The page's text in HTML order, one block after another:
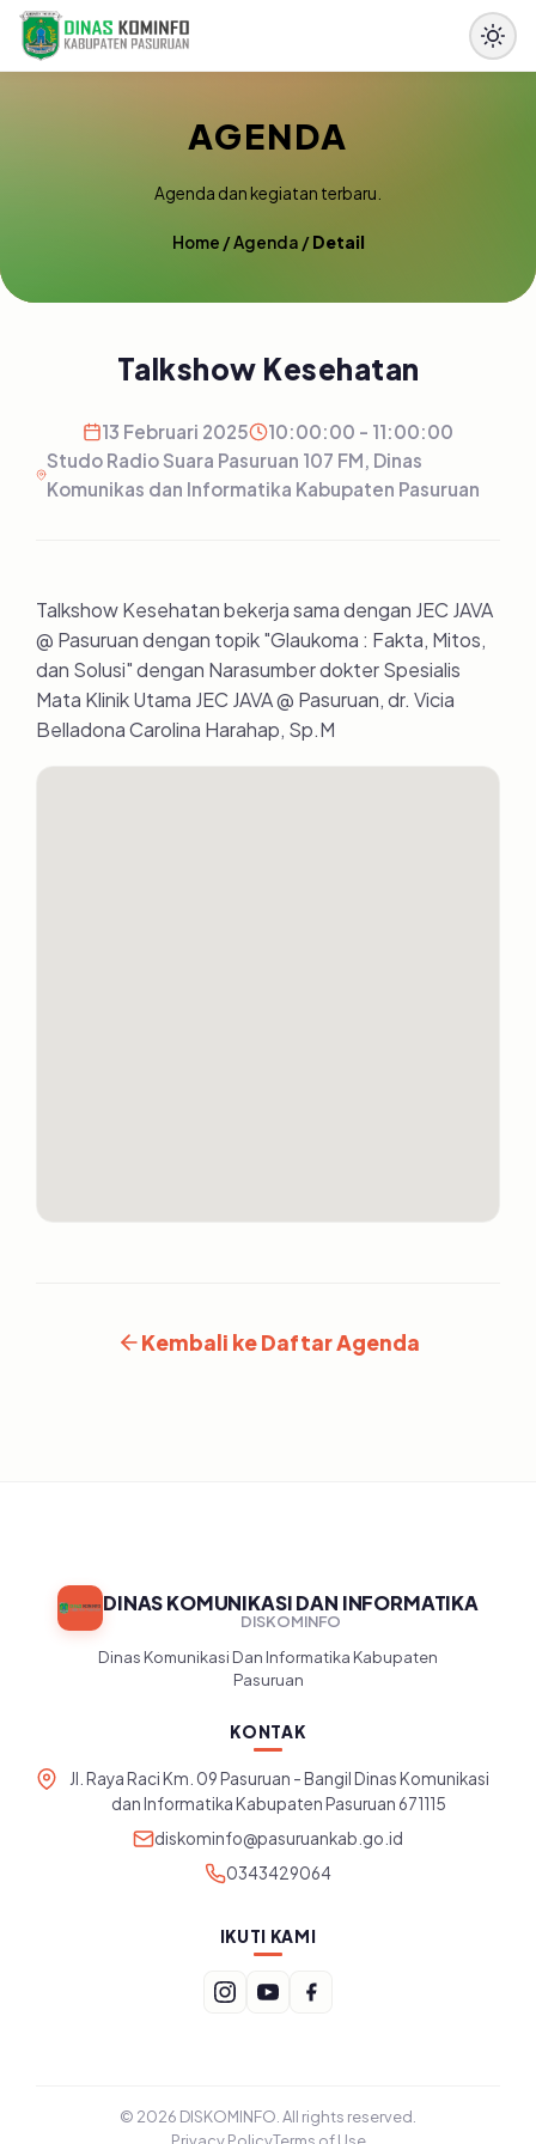
AGENDA
Agenda dan kegiatan terbaru.
Home /Agenda /Detail
Talkshow Kesehatan
13 Februari 2025
10:00:00 - 11:00:00
Studo Radio Suara Pasuruan 107 FM, Dinas
Komunikas dan Informatika Kabupaten Pasuruan
Talkshow Kesehatan bekerja sama dengan JEC JAVA
@ Pasuruan dengan topik "Glaukoma : Fakta, Mitos,
dan Solusi" dengan Narasumber dokter Spesialis
Mata Klinik Utama JEC JAVA @ Pasuruan, dr. Vicia
Belladona Carolina Harahap, Sp.M
Kembali ke Daftar Agenda
DINAS KOMUNIKASI DAN INFORMATIKA
DISKOMINFO
Dinas Komunikasi Dan Informatika Kabupaten
Pasuruan
KONTAK
Jl. Raya Raci Km. 09 Pasuruan - Bangil Dinas Komunikasi
dan Informatika Kabupaten Pasuruan 671115
diskominfo@pasuruankab.go.id
0343429064
IKUTI KAMI
© 2026 DISKOMINFO. All rights reserved.